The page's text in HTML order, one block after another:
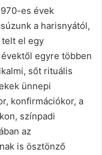
es évek
a harisnyától,
telt el egy
egyre többen
sőt rituális
ünnepi
konfirmációkor, a
színpadi
az
is ösztönző